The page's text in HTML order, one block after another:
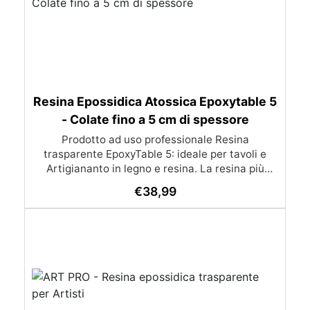
Resina Epossidica Atossica Epoxytable 5
- Colate fino a 5 cm di spessore
Prodotto ad uso professionale Resina
trasparente EpoxyTable 5: ideale per tavoli e
Artigiananto in legno e resina. La resina più
perfetta per colate di alto spessore fino a 5 cm.
Applicazioni Principali: Realizzazione di tavoli in
monete, pietre, ecc) Colate riempitive in
spessore dentro stampi e cassaforme
Caratteristiche principali: ✅ Bassissima
€38,99